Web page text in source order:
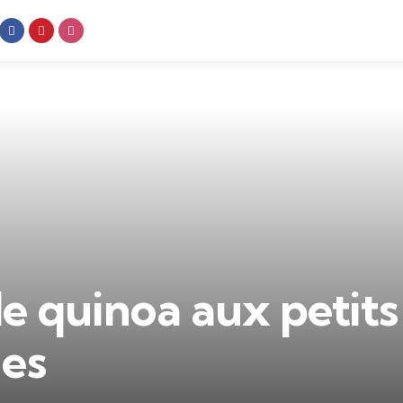
quinoa aux petits